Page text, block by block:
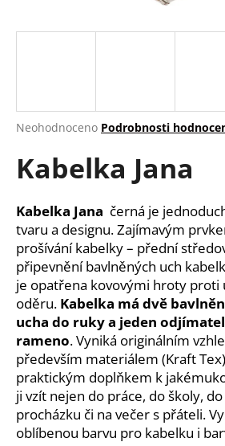
Průměrné
produktu
je
z
5
hvězdiček.
Neohodnoceno Podrobnosti
Kabelka Jana
Kabelka Jana černá je
tvaru a designu. Zajímavým
prošívání kabelky – přední
připevnění bavlněných uch
je opatřena kovovými hroty proti
oděru. Kabelka má dvě
ucha do ruky a jeden
rameno. Vyniká originálním
především materiálem (Kraft
praktickým doplňkem k
ji vzít nejen do práce, do školy,
procházku či na večer s přáteli.
oblíbenou barvu pro kabelku i
j
?
HLEDAT
D
o
p
o
r
u
č
u
j
e
m